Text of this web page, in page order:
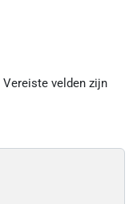
Vereiste velden zijn